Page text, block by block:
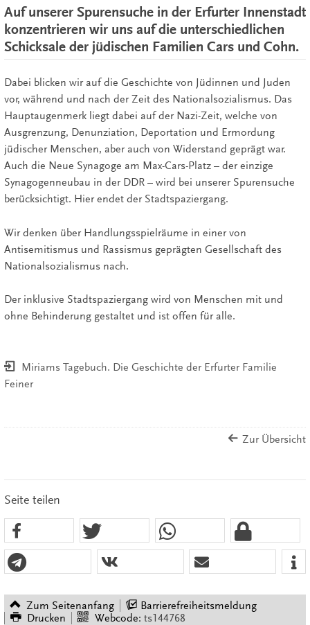
Auf unserer Spurensuche in der Erfurter Innenstadt
konzentrieren wir uns auf die unterschiedlichen
Schicksale der jüdischen Familien Cars und Cohn.
Dabei blicken wir auf die Geschichte von Jüdinnen und Juden
vor, während und nach der Zeit des Nationalsozialismus. Das
Hauptaugenmerk liegt dabei auf der Nazi-Zeit, welche von
Ausgrenzung, Denunziation, Deportation und Ermordung
jüdischer Menschen, aber auch von Widerstand geprägt war.
Auch die Neue Synagoge am Max-Cars-Platz – der einzige
Synagogenneubau in der DDR – wird bei unserer Spurensuche
berücksichtigt. Hier endet der Stadtspaziergang.
Wir denken über Handlungsspielräume in einer von
Antisemitismus und Rassismus geprägten Gesellschaft des
Nationalsozialismus nach.
Der inklusive Stadtspaziergang wird von Menschen mit und
ohne Behinderung gestaltet und ist offen für alle.
Miriams Tagebuch. Die Geschichte der Erfurter Familie
Feiner
Zur Übersicht
Seite teilen
Zum Seitenanfang
Barrierefreiheitsmeldung
Drucken
Webcode: ts144768